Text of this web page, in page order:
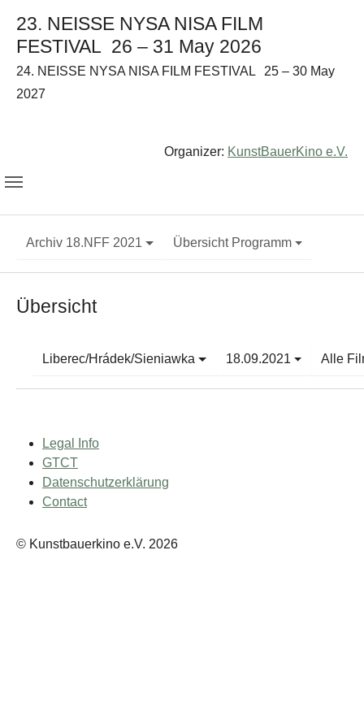
23. NEISSE NYSA NISA FILM
FESTIVAL 26 – 31 May 2026
24. NEISSE NYSA NISA FILM FESTIVAL
25 – 30 May
2027
Organizer: KunstBauerKino e.V.
Archiv 18.NFF 2021 Übersicht Programm
Übersicht
Liberec/Hrádek/Sieniawka 18.09.2021 Alle
Legal Info
GTCT
Datenschutzerklärung
Contact
© Kunstbauerkino e.V. 2026